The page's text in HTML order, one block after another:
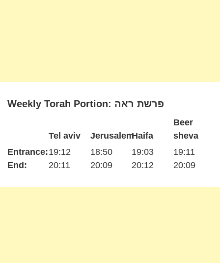
Weekly Torah Portion: פרשת ראה
Entrance:
End:
Tel aviv
19:12
20:11
Jerusalem
18:50
20:09
Haifa
19:03
20:12
Beer
sheva
19:11
20:09